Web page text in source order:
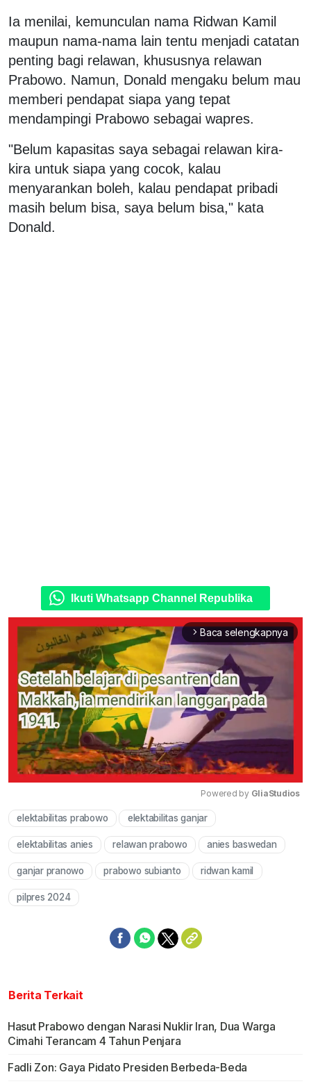
Ia menilai, kemunculan nama Ridwan Kamil
maupun nama-nama lain tentu menjadi catatan
penting bagi relawan, khususnya relawan
Prabowo. Namun, Donald mengaku belum mau
memberi pendapat siapa yang tepat
mendampingi Prabowo sebagai wapres.
"Belum kapasitas saya sebagai relawan kira-
kira untuk siapa yang cocok, kalau
menyarankan boleh, kalau pendapat pribadi
masih belum bisa, saya belum bisa," kata
Donald.
Ikuti Whatsapp Channel Republika
arrow_forward_ios Baca selengkapnya
Powered by GliaStudios
elektabilitas prabowo elektabilitas ganjar
elektabilitas anies relawan prabowo anies baswedan
ganjar pranowo prabowo subianto ridwan kamil
pilpres 2024
Berita Terkait
Hasut Prabowo dengan Narasi Nuklir Iran, Dua Warga
Cimahi Terancam 4 Tahun Penjara
Fadli Zon: Gaya Pidato Presiden Berbeda-Beda